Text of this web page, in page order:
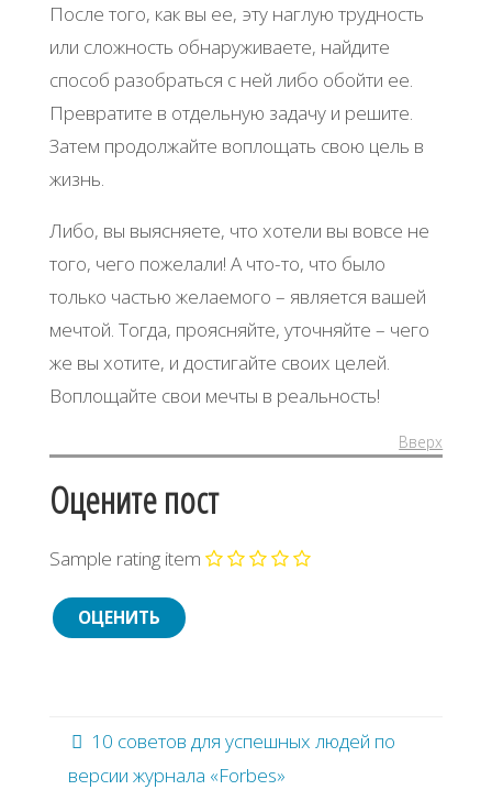
После того, как вы ее, эту наглую трудность
или сложность обнаруживаете, найдите
способ разобраться с ней либо обойти ее.
Превратите в отдельную задачу и решите.
Затем продолжайте воплощать свою цель в
жизнь.
Либо, вы выясняете, что хотели вы вовсе не
того, чего пожелали! А что-то, что было
только частью желаемого – является вашей
мечтой. Тогда, проясняйте, уточняйте – чего
же вы хотите, и достигайте своих целей.
Воплощайте свои мечты в реальность!
Вверх
Оцените пост
Sample rating item
10 советов для успешных людей по
версии журнала «Forbes»